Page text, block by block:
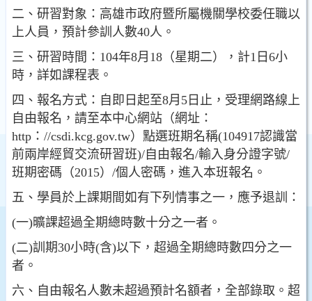
二、研習對象：高雄市政府暨所屬機關學校委任職以
上人員，預計參訓人數40人。
三、研習時間：104年8月18（星期二），計1日6小
時，詳如課程表。
四、報名方式：自即日起至8月5日止，受理網路線上
自由報名，請至本中心網站（網址：
http：//csdi.kcg.gov.tw）點選班期名稱(104917認識當
前兩岸經貿交流研習班)/自由報名/輸入身分證字號/
班期密碼（2015）/個人密碼，進入本班報名。
五、學員於上課期間如有下列情事之一，應予退訓：
(一)曠課超過全期總時數十分之一者。
(二)訓期30小時(含)以下，超過全期總時數四分之一
者。
六、自由報名人數未超過預計名額者，全部錄取。超